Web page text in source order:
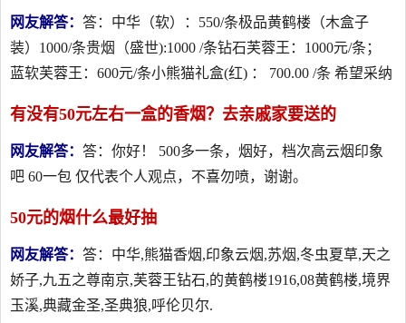
网友解答： 答：中华（软）：550/条极品黄鹤楼（木盒子
装）1000/条贵烟（盛世):1000 /条钻石芙蓉王：1000元/条；
蓝软芙蓉王：600元/条小熊猫礼盒(红) ： 700.00 /条 希望采纳
有没有50元左右一盒的香烟？去亲戚家要送的
网友解答： 答：你好！ 500多一条，烟好，档次高云烟印象
吧 60一包 仅代表个人观点，不喜勿喷，谢谢。
50元的烟什么最好抽
网友解答： 答：中华,熊猫香烟,印象云烟,苏烟,冬虫夏草,天之
娇子,九五之尊南京,芙蓉王钻石,的黄鹤楼1916,08黄鹤楼,境界
玉溪,典藏金圣,圣典狼,呼伦贝尔.